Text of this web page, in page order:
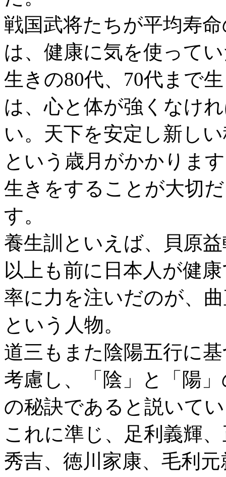
戦国武将たちが平均寿
は、健康に気を使って
生きの80代、70代まで
は、心と体が強くなけ
い。天下を安定し新し
という歳月がかかりま
生きをすることが大切
す。
養生訓といえば、貝原
以上も前に日本人が健
率に力を注いだのが、
という人物。
道三もまた陰陽五行に
考慮し、「陰」と「陽
の秘訣であると説いて
これに準じ、足利義輝
秀吉、徳川家康、毛利